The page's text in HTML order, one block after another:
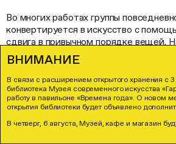
ВНИМАНИЕ
В связи с расширением открытого хранения с 3
библиотека Музея современного искусства
работу в павильоне «Времена года». О новом
открытия библиотеки будет объявлено
В четверг, 6 августа, Музей, кафе и магазин
Во многих работах группы
конвертируется в искусство с
сдвига в привычном порядке вещей.
решить, что город не хуже, чем
подходит для застольных бесед. Как
Панин: «смысл художника —
ее в свою идею <…> Это как при
оказался определенный расклад
году… и просто успели где-то что-то